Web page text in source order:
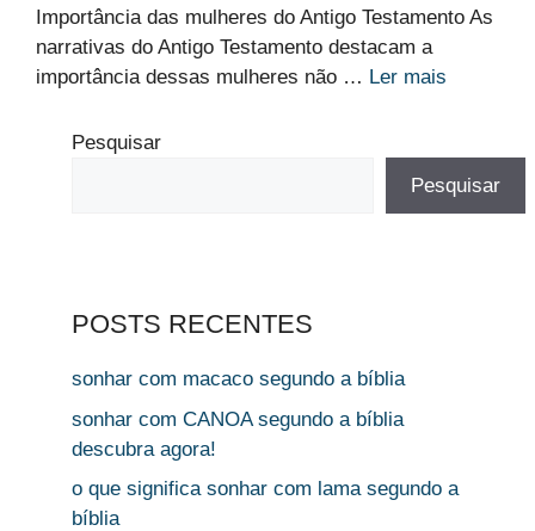
Importância das mulheres do Antigo Testamento As
narrativas do Antigo Testamento destacam a
importância dessas mulheres não … Ler mais
Pesquisar
Pesquisar
POSTS RECENTES
sonhar com macaco segundo a bíblia
sonhar com CANOA segundo a bíblia
descubra agora!
o que significa sonhar com lama segundo a
bíblia